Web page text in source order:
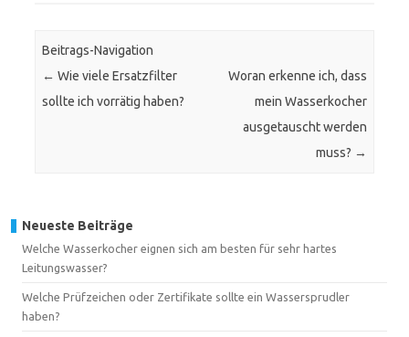
Beitrags-Navigation
← Wie viele Ersatzfilter
sollte ich vorrätig haben?
Woran erkenne ich, dass
mein Wasserkocher
ausgetauscht werden
muss? →
Neueste Beiträge
Welche Wasserkocher eignen sich am besten für sehr hartes
Leitungswasser?
Welche Prüfzeichen oder Zertifikate sollte ein Wassersprudler
haben?